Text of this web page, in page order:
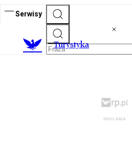
Serwisy
Turystyka